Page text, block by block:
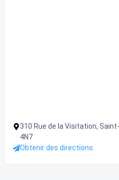
310 Rue de la Visitation,
4N7
Obtenir des directions